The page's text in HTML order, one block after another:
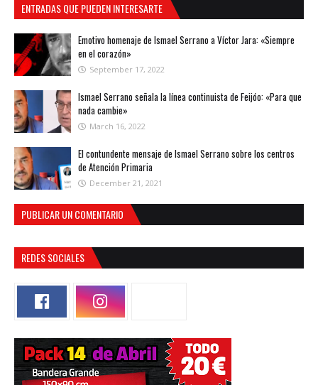
ENTRADAS QUE PUEDEN INTERESARTE
Emotivo homenaje de Ismael Serrano a Víctor Jara: «Siempre
en el corazón»
September 17, 2022
Ismael Serrano señala la línea continuista de Feijóo: «Para que
nada cambie»
March 16, 2022
El contundente mensaje de Ismael Serrano sobre los centros
de Atención Primaria
December 21, 2021
PUBLICAR UN COMENTARIO
REDES SOCIALES